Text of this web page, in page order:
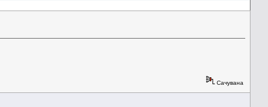
Сачувана